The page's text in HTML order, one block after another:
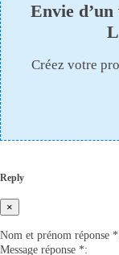
Envie
Créez votre
Reply
×
Nom et prénom réponse *
Message réponse *: